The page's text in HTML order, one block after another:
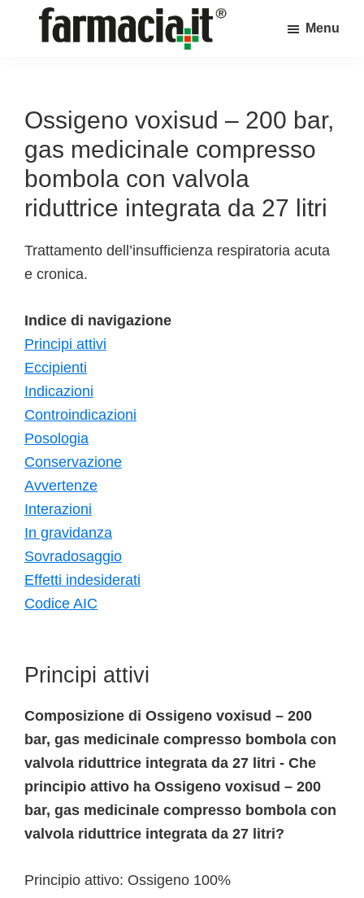
sul
mondo
della
farmacia
online
Menu
Ossigeno voxisud – 200 bar,
gas medicinale compresso
bombola con valvola
riduttrice integrata da 27 litri
Trattamento dell’insufficienza respiratoria acuta
e cronica.
Indice di navigazione
Principi attivi
Eccipienti
Indicazioni
Controindicazioni
Posologia
Conservazione
Avvertenze
Interazioni
In gravidanza
Sovradosaggio
Effetti indesiderati
Codice AIC
Principi attivi
Composizione di Ossigeno voxisud – 200
bar, gas medicinale compresso bombola con
valvola riduttrice integrata da 27 litri - Che
principio attivo ha Ossigeno voxisud – 200
bar, gas medicinale compresso bombola con
valvola riduttrice integrata da 27 litri?
Principio attivo: Ossigeno 100%